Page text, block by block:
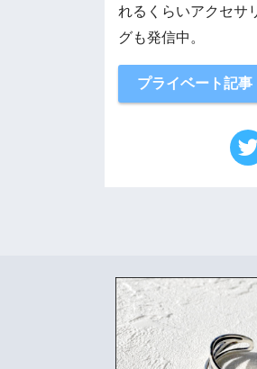
れるくらいアクセサ
グも発信中。
プライベート記事